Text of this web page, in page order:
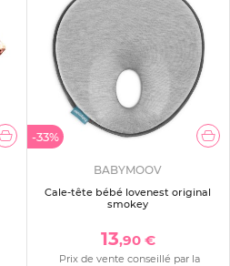
-33%
BABYMOOV
Cale-tête bébé lovenest original
smokey
13,90 €
Prix de vente conseillé par la